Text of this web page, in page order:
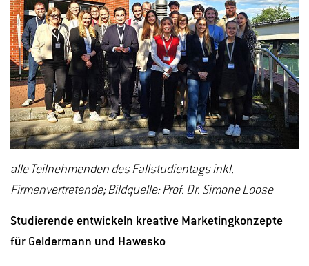
alle Teilnehmenden des Fallstudientags inkl.
Firmenvertretende; Bildquelle: Prof. Dr. Simone Loose
Studierende entwickeln kreative Marketingkonzepte
für Geldermann und Hawesko